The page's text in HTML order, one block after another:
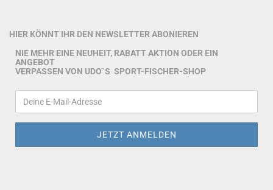
HIER KÖNNT IHR DEN NEWSLETTER ABONIEREN
NIE MEHR EINE NEUHEIT, RABATT AKTION ODER EIN
ANGEBOT
VERPASSEN VON UDO`S SPORT-FISCHER-SHOP